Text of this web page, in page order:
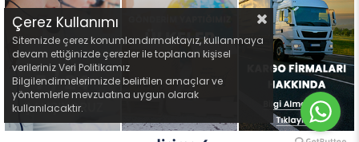
Çerez Kullanımı
Sitemizde çerez konumlandırmaktayız, kullanmaya
devam ettiğinizde çerezler ile toplanan kişisel
verileriniz Veri Politikamız
Bilgilendirmelerimizde belirtilen amaçlar ve
yöntemlerle mevzuatına uygun olarak
kullanılacaktır.